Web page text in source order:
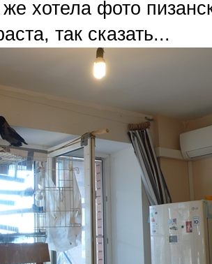
же хотела фото
так сказать...